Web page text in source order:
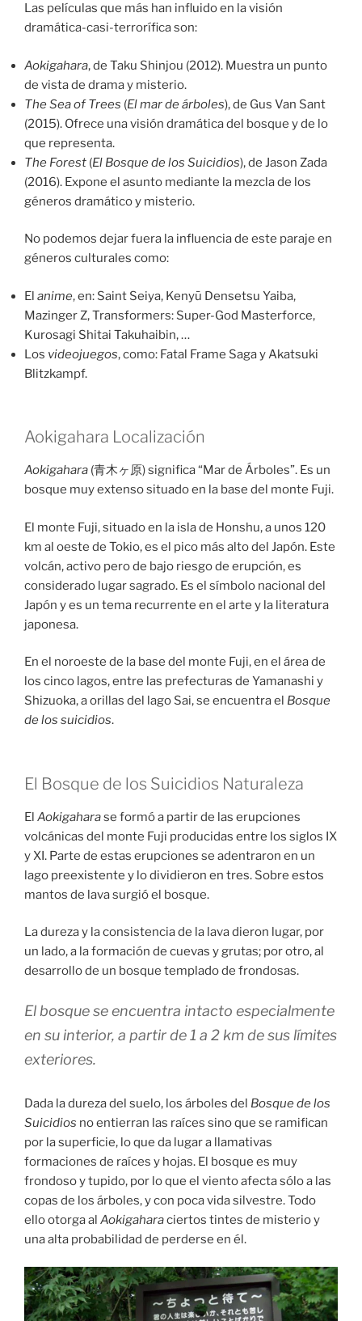
Las películas que más han influido en la visión
dramática-casi-terrorífica son:
Aokigahara, de Taku Shinjou (2012). Muestra un punto
de vista de drama y misterio.
The Sea of Trees (El mar de árboles), de Gus Van Sant
(2015). Ofrece una visión dramática del bosque y de lo
que representa.
The Forest (El Bosque de los Suicidios), de Jason Zada
(2016). Expone el asunto mediante la mezcla de los
géneros dramático y misterio.
No podemos dejar fuera la influencia de este paraje en
géneros culturales como:
El anime, en: Saint Seiya, Kenyū Densetsu Yaiba,
Mazinger Z, Transformers: Super-God Masterforce,
Kurosagi Shitai Takuhaibin, …
Los videojuegos, como: Fatal Frame Saga y Akatsuki
Blitzkampf.
Aokigahara Localización
Aokigahara (青木ヶ原) significa “Mar de Árboles”. Es un
bosque muy extenso situado en la base del monte Fuji.
El monte Fuji, situado en la isla de Honshu, a unos 120
km al oeste de Tokio, es el pico más alto del Japón. Este
volcán, activo pero de bajo riesgo de erupción, es
considerado lugar sagrado. Es el símbolo nacional del
Japón y es un tema recurrente en el arte y la literatura
japonesa.
En el noroeste de la base del monte Fuji, en el área de
los cinco lagos, entre las prefecturas de Yamanashi y
Shizuoka, a orillas del lago Sai, se encuentra el Bosque
de los suicidios.
El Bosque de los Suicidios Naturaleza
El Aokigaharase formó a partir de las erupciones
volcánicas del monte Fuji producidas entre los siglos IX
y XI. Parte de estas erupciones se adentraron en un
lago preexistente y lo dividieron en tres. Sobre estos
mantos de lava surgió el bosque.
La dureza y la consistencia de la lava dieron lugar, por
un lado, a la formación de cuevas y grutas; por otro, al
desarrollo de un bosque templado de frondosas.
El bosque se encuentra intacto especialmente
en su interior, a partir de 1 a 2 km de sus límites
exteriores.
Dada la dureza del suelo, los árboles del Bosque de los
Suicidios no entierran las raíces sino que se ramifican
por la superficie, lo que da lugar a llamativas
formaciones de raíces y hojas. El bosque es muy
frondoso y tupido, por lo que el viento afecta sólo a las
copas de los árboles, y con poca vida silvestre. Todo
ello otorga al Aokigaharaciertos tintes de misterio y
una alta probabilidad de perderse en él.